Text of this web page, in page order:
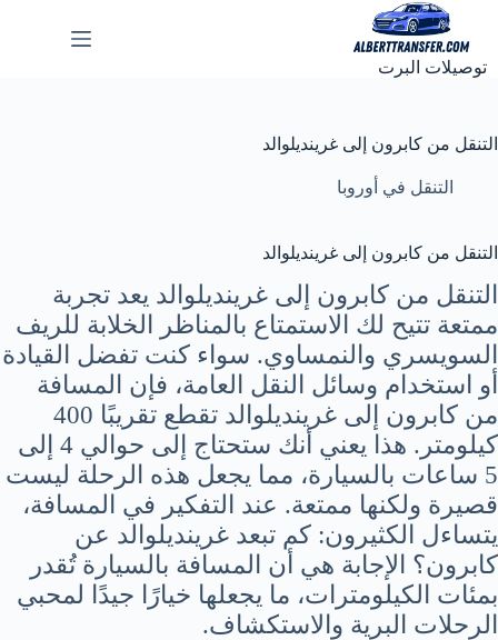
المحتوى
توصيلات البرت
التنقل من كابرون إلى غرينديلوالد
التنقل في أوروبا
التنقل من كابرون إلى غرينديلوالد
التنقل من كابرون إلى غرينديلوالد يعد تجربة
ممتعة تتيح لك الاستمتاع بالمناظر الخلابة للريف
السويسري والنمساوي. سواء كنت تفضل القيادة
أو استخدام وسائل النقل العامة، فإن المسافة
من كابرون إلى غرينديلوالد تقطع تقريبًا 400
كيلومتر. هذا يعني أنك ستحتاج إلى حوالي 4 إلى
5 ساعات بالسيارة، مما يجعل هذه الرحلة ليست
قصيرة ولكنها ممتعة. عند التفكير في المسافة،
يتساءل الكثيرون: كم تبعد غرينديلوالد عن
كابرون؟ الإجابة هي أن المسافة بالسيارة تُقدر
بمئات الكيلومترات، ما يجعلها خيارًا جيدًا لمحبي
الرحلات البرية والاستكشاف.